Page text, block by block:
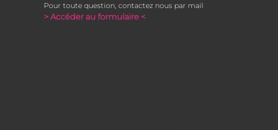
Pour toute question, contactez nous par mail
> Accéder au formulaire <